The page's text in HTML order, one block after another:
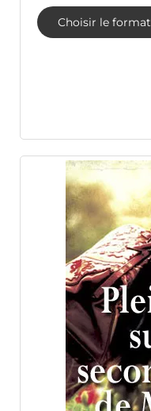
Choisir le format